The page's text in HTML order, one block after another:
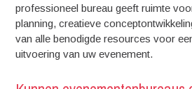
professioneel bureau geeft ruimte
planning, creatieve
van alle benodigde resources voor
uitvoering van uw evenement.